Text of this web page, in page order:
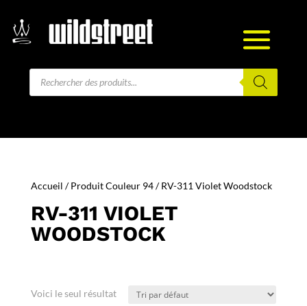
Recherche
Accueil / Produit Couleur 94 / RV-311 Violet Woodstock
RV-311 VIOLET
WOODSTOCK
Voici le seul résultat